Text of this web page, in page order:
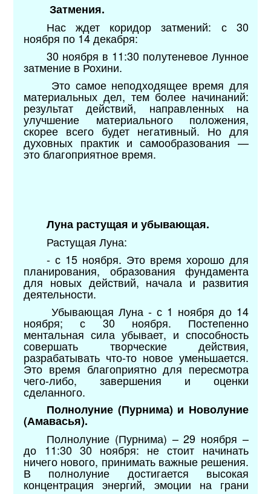
Затмения.
Нас ждет коридор затмений: с 30
ноября по 14 декабря:
30 ноября в 11:30 полутеневое Лунное
затмение в Рохини.
Это самое неподходящее время для
материальных дел, тем более начинаний:
результат действий, направленных на
улучшение материального положения,
скорее всего будет негативный. Но для
духовных практик и самообразования —
это благоприятное время.
Луна растущая и убывающая.
Растущая Луна:
- с 15 ноября. Это время хорошо для
планирования, образования фундамента
для новых действий, начала и развития
деятельности.
Убывающая Луна - с 1 ноября до 14
ноября; с 30 ноября. Постепенно
ментальная сила убывает, и способность
совершать творческие действия,
разрабатывать что-то новое уменьшается.
Это время благоприятно для пересмотра
чего-либо, завершения и оценки
сделанного.
Полнолуние (Пурнима) и Новолуние
(Амавасья).
Полнолуние (Пурнима) – 29 ноября –
до 11:30 30 ноября: не стоит начинать
ничего нового, принимать важные решения.
В полнолуние достигается высокая
концентрация энергий, эмоции на грани